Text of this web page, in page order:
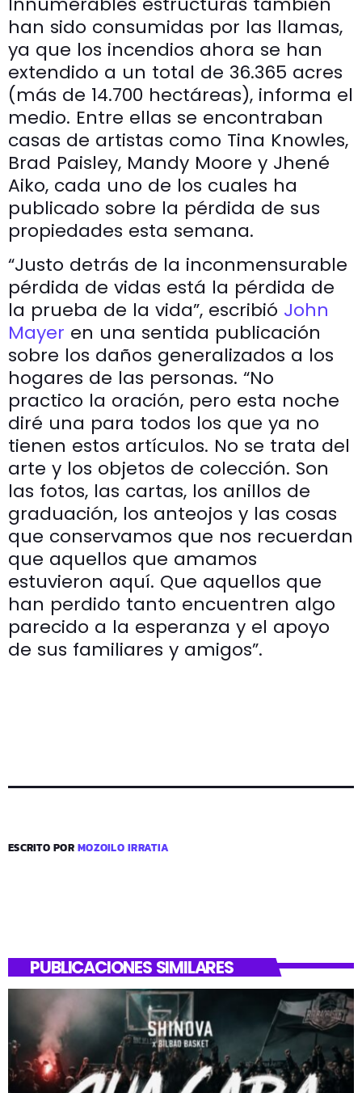
han sido consumidas por las llamas,
ya que los incendios ahora se han
extendido a un total de 36.365 acres
(más de 14.700 hectáreas), informa el
medio. Entre ellas se encontraban
casas de artistas como Tina Knowles,
Brad Paisley, Mandy Moore y Jhené
Aiko, cada uno de los cuales ha
publicado sobre la pérdida de sus
propiedades esta semana.
“Justo detrás de la inconmensurable
pérdida de vidas está la pérdida de
la prueba de la vida”, escribió John
Mayer en una sentida publicación
sobre los daños generalizados a los
hogares de las personas. “No
practico la oración, pero esta noche
diré una para todos los que ya no
tienen estos artículos. No se trata del
arte y los objetos de colección. Son
las fotos, las cartas, los anillos de
graduación, los anteojos y las cosas
que conservamos que nos recuerdan
que aquellos que amamos
estuvieron aquí. Que aquellos que
han perdido tanto encuentren algo
parecido a la esperanza y el apoyo
de sus familiares y amigos”.
ESCRITO PORMOZOILO IRRATIA
PUBLICACIONES SIMILARES